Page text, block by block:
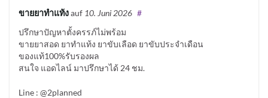
ขายยาทำแท้งauf 10. Juni 2026 #
ปรึกษาปัญหาตั้งครรภ์ไม่พร้อม
ขายยาสอด ยาทำแท้ง ยาขับเลือด ยาขับประจำเดือน
ของแท้100%รับรองผล
สนใจ แอดไลน์ มาปรึกษาได้ 24 ชม.
Line : @2planned